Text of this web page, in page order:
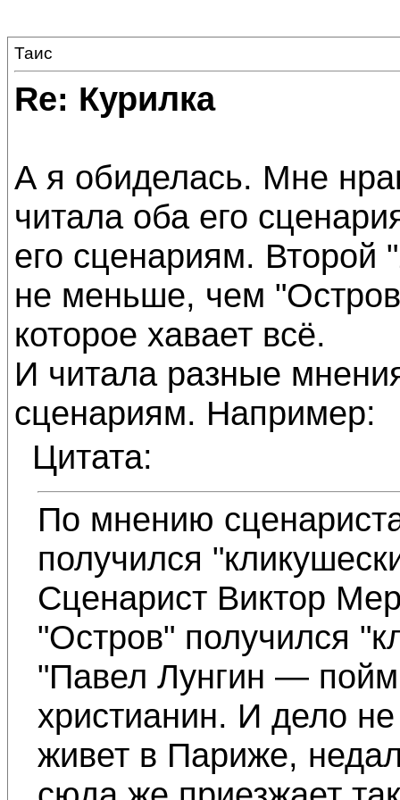
Таис
Re: Курилка
А я обиделась. Мне
читала оба его
его сценариям. Второй
не меньше, чем
которое хавает всё.
И читала разные
сценариям. Например:
Цитата:
По мнению
получился
Сценарист Виктор
"Остров" получился
"Павел Лунгин —
христианин. И дело
живет в Париже,